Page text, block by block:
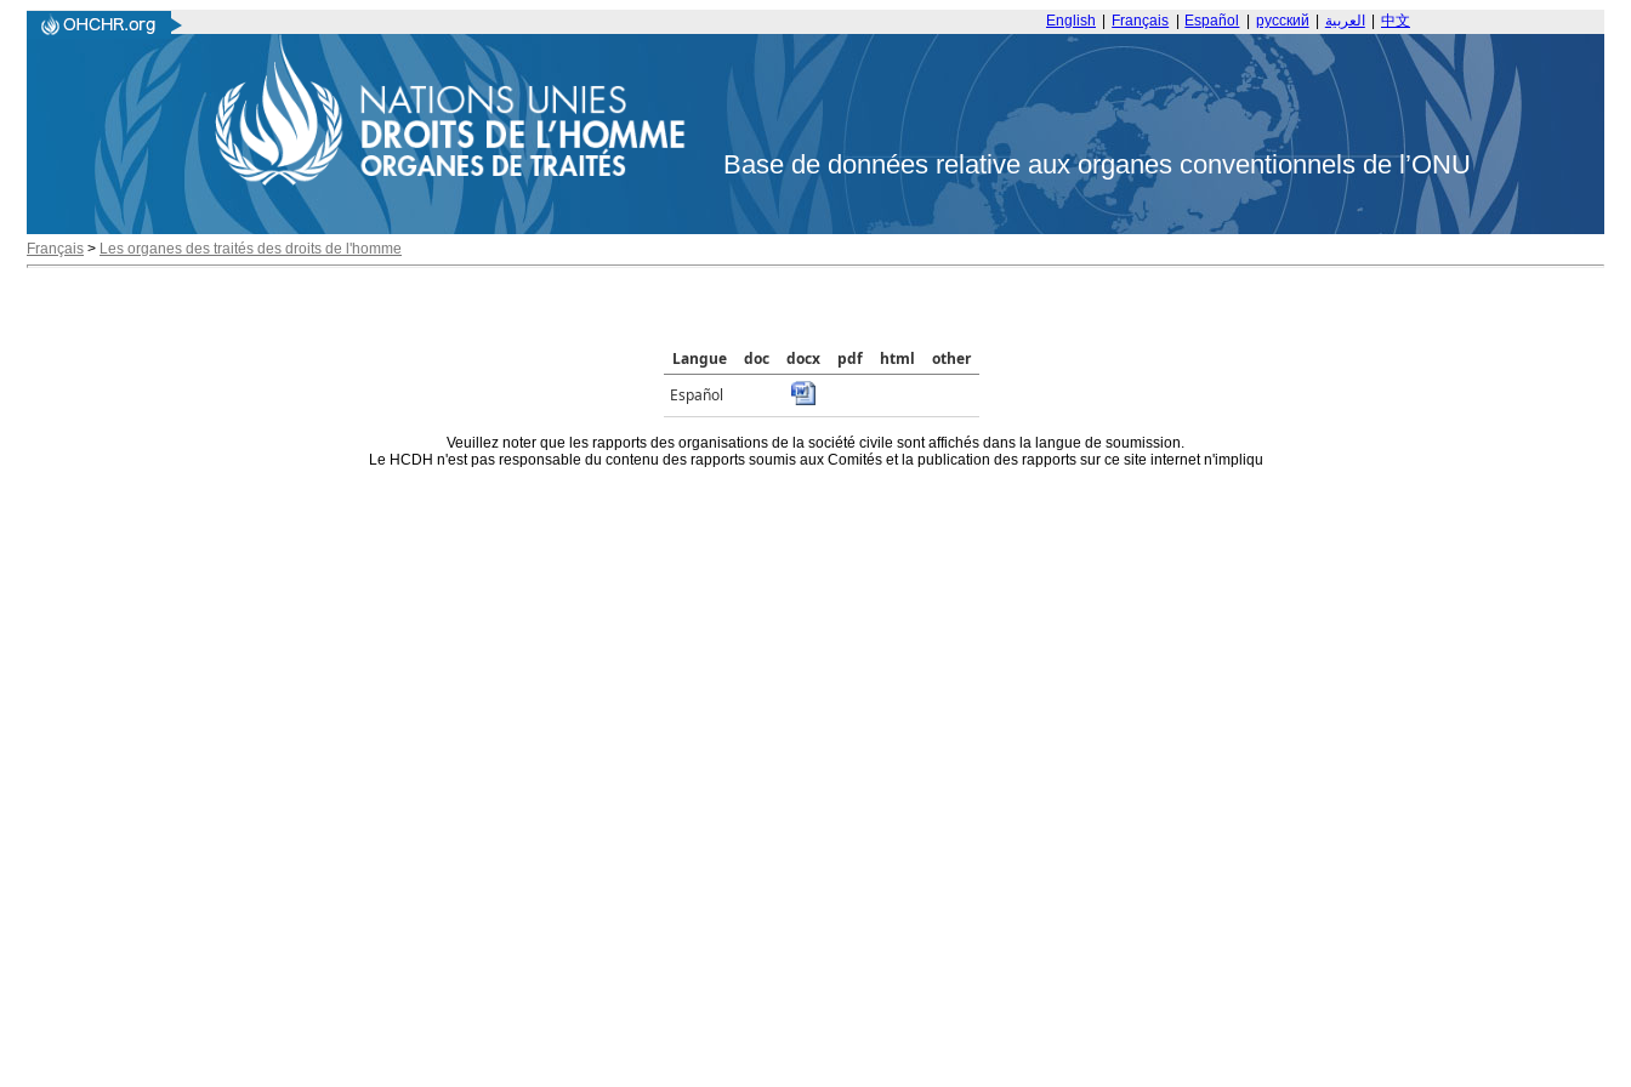
English Français Español русский العربية 中文
Base de données relative aux organes conventionnels de l’ONU
Français > Les organes des traités des droits de l'homme
Langue doc docx pdf html
other
Español
Veuillez noter que les rapports des organisations de la société civile sont affichés dans la langue de soumission.
Le HCDH n'est pas responsable du contenu des rapports soumis aux Comités et la publication des rapports sur ce site internet n'impliqu